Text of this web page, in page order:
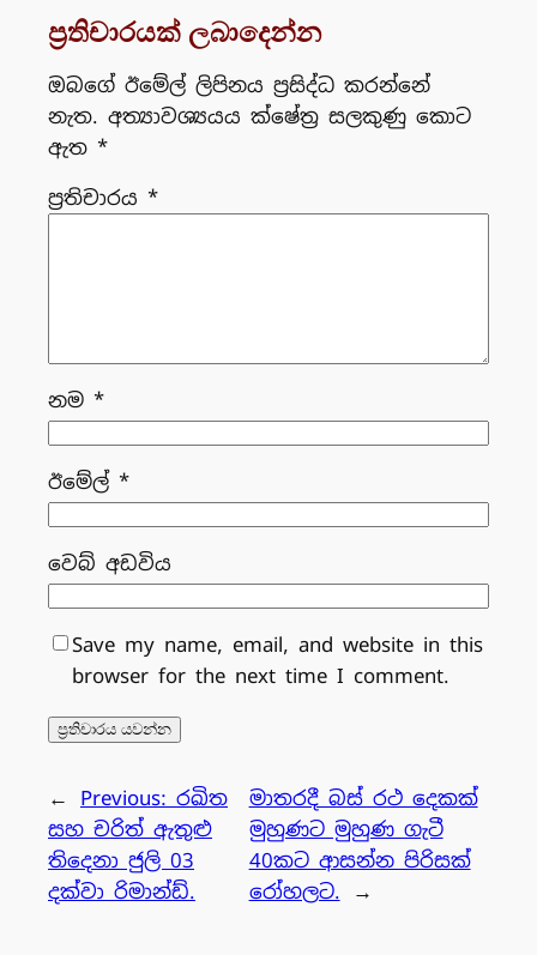
ප්‍රතිචාරයක් ලබාදෙන්න
ඔබගේ ඊමේල් ලිපිනය ප්‍රසිද්ධ කරන්නේ
නැත. අත්‍යාවශ්‍යයය ක්ෂේත්‍ර සලකුණු කොට
ඇත *
ප්‍රතිචාරය *
නම *
ඊමේල් *
වෙබ් අඩවිය
Save my name, email, and website in this
browser for the next time I comment.
← Previous: රඛිත
සහ චරිත් ඇතුළු
තිදෙනා ජුලි 03
දක්වා රිමාන්ඩ්.
මාතරදී බස් රථ දෙකක්
මුහුණට මුහුණ ගැටී
40කට ආසන්න පිරිසක්
රෝහලට.
→